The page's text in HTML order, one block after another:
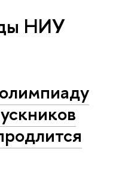
НИУ